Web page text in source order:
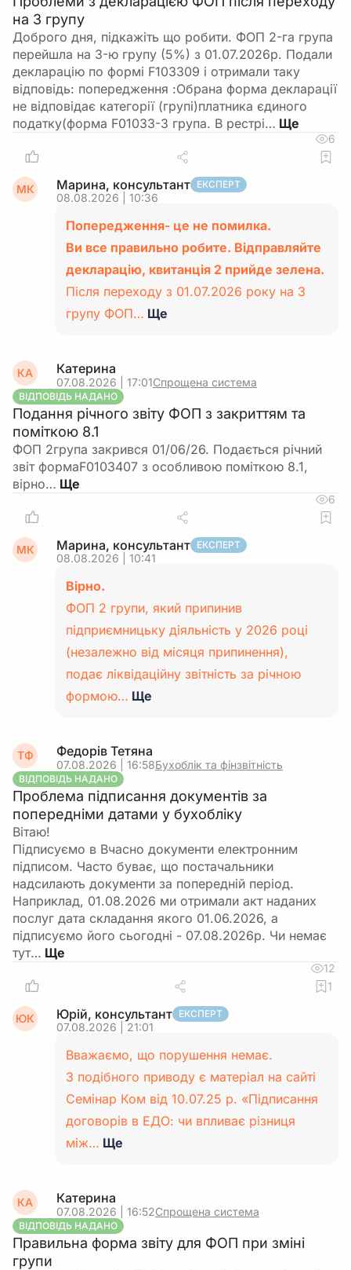
на 3 групу
Доброго дня, підкажіть що робити. ФОП 2-га група
перейшла на 3-ю групу (5%) з 01.07.2026р. Подали
декларацію по формі F103309 і отримали таку
відповідь: попередження :Обрана форма декларації
не відповідає категорії (групі)платника єдиного
податку(форма F01033-3 група. В рестрі…
6
МК Марина, консультант ЕКСПЕРТ
08.08.2026 | 10:36
Попередження- це не помилка.
Ви все правильно робите. Відправляйте
декларацію, квитанція 2 прийде зелена.
Після переходу з 01.07.2026 року на 3
групу ФОП… Ще
КА Катерина
07.08.2026 | 17:01Спрощена система
ВІДПОВІДЬ НАДАНО
Подання річного звіту ФОП з закриттям та
поміткою 8.1
ФОП 2група закрився 01/06/26. Подається річний
звіт формаF0103407 з особливою поміткою 8.1,
вірно…
6
МК Марина, консультант ЕКСПЕРТ
08.08.2026 | 10:41
Вірно.
ФОП 2 групи, який припинив
підприємницьку діяльність у 2026 році
(незалежно від місяця припинення),
подає ліквідаційну звітність за річною
формою… Ще
ТФ Федорів Тетяна
07.08.2026 | 16:58Бухоблік та фінзвітність
ВІДПОВІДЬ НАДАНО
Проблема підписання документів за
попередніми датами у бухобліку
Вітаю!
Підписуємо в Вчасно документи електронним
підписом. Часто буває, що постачальники
надсилають документи за попередній період.
Наприклад, 01.08.2026 ми отримали акт наданих
послуг дата складання якого 01.06.2026, а
підписуємо його сьогодні - 07.08.2026р. Чи немає
тут…
12
1
ЮК Юрій, консультант ЕКСПЕРТ
07.08.2026 | 21:01
Вважаємо, що порушення немає.
З подібного приводу є матеріал на сайті
Семінар Ком від 10.07.25 р. «Підписання
договорів в ЕДО: чи впливає різниця
між… Ще
КА Катерина
07.08.2026 | 16:52Спрощена система
ВІДПОВІДЬ НАДАНО
Правильна форма звіту для ФОП при зміні
групи